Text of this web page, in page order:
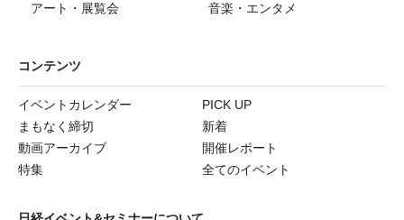
アート・展覧会
音楽・エンタメ
コンテンツ
イベントカレンダー
PICK UP
まもなく締切
新着
動画アーカイブ
開催レポート
特集
全てのイベント